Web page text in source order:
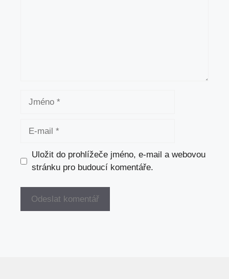
Jméno
Uložit do prohlížeče jméno, e-mail a webovou
stránku pro budoucí komentáře.